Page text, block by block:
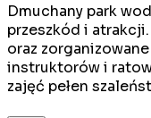
Dmuchany park
przeszkód i atrakcji.
oraz
instruktorów i
zajęć pełen